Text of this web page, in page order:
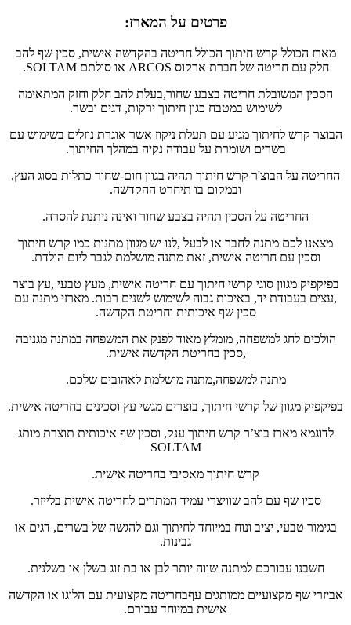
פרטים על המארז:
מארז הכולל קרש חיתוך הכולל חריטה בהקדשה אישית, סכין שף להב
חלק עם חריטה של חברת ארקוס ARCOS או סולתם SOLTAM.
הסכין המשובלת חריטה בצבע שחור,בעלת להב חלק וחזק המתאימה
לשימוש במטבח כגון חיתוך ירקות, דגים ובשר.
הבוצר קרש לחיתוך מגיע עם תעלת ניקוז אשר אוגרת נוזלים בשימוש עם
בשרים ושומרת על עבודה נקיה במהלך החיתוך.
החריטה על הבוצ'ר קרש חיתוך תהיה בגוון חום-שחור כתלות בסוג העץ,
ובמקום בו תיחרט ההקדשה.
החריטה על הסכין תהיה בצבע שחור ואינה ניתנת להסרה.
מצאנו לכם מתנה לחבר או לבעל ,לנו יש מגוון מתנות כמו קרש חיתוך
וסכין עם חריטה אישית, זאת מתנה מושלמת לגבר ליום הולדת.
בפיקפיק מגוון סוגי קרשי חיתוך עם חריטה אישית, מעץ טבעי ,עץ בוצר
,עצים בעבודת יד, באיכות גבוה לשימוש לשנים רבות. מארזי מתנה עם
סכין שף איכותית וחריטת הקדשה.
הולכים לחג למשפחה, מומלץ מאוד לפנק את המשפחה במתנה מגניבה
,סכין בחריטת הקדשה אישית.
מתנה למשפחה,מתנה מושלמת לאהובים שלכם.
בפיקפיק מגוון של קרשי חיתוך, בוצרים מגשי עץ וסכינים בחריטה אישית.
לדוגמא מארז בוצ’ר קרש חיתוך ענק, וסכין שף איכותית תוצרת מותג
SOLTAM
קרש חיתוך מאסיבי בחריטה אישית.
סכיו שף עם להב שוויצרי עמיד המתרים לחריטה אישית בלייזר.
בגימור טבעי, יציב ונוח במיוחד לחיתוך וגם להגשה של בשרים, דגים או
גבינות.
חשבנו עבורכם למתנה שווה יותר לבן או בת זוג בשלן או בשלנית.
אביזרי שף מקצועיים ממותגים עףבחריטה מקצועית עם הלוגו או הקדשה
אישית במיוחד עבורם.